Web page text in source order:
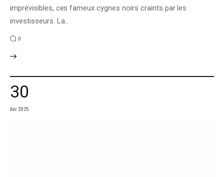
imprévisibles, ces fameux cygnes noirs craints par les
investisseurs. La…
0
30
Avr 2025